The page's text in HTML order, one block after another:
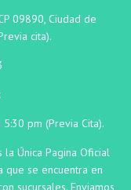
09890, Ciudad de
cita).
pm (Previa Cita).
la Única Pagina Oficial
que se encuentra en